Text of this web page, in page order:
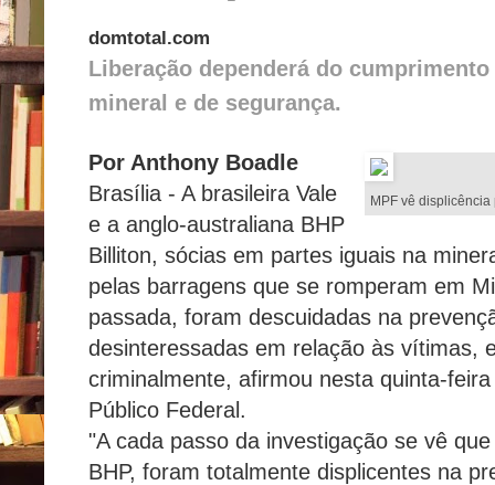
domtotal.com
Liberação dependerá do
mineral e de segurança.
MPF vê
Por Anthony Boadle
Brasília - A brasileira Vale
e a anglo-australiana BHP
Billiton, sócias em partes iguais na
pelas barragens que se romperam em
passada, foram descuidadas na
desinteressadas em relação às vítimas,
criminalmente, afirmou nesta quinta-
Público Federal.
"A cada passo da investigação se vê
BHP, foram totalmente displicentes na